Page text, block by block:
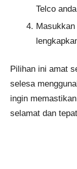
Telco
Pilihan ini amat
selesa
ingin
selamat dan